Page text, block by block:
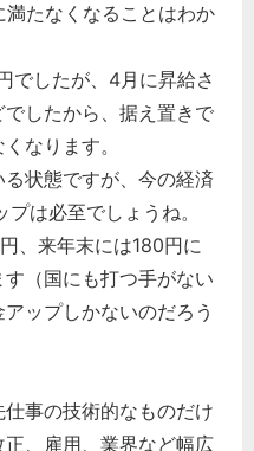
たなくなることはわか
でしたが、4月に昇給さ
したから、据え置きで
なります。
状態ですが、今の経済
は必至でしょうね。
、来年末には180円に
（国にも打つ手がない
ップしかないのだろう
事の技術的なものだけ
、雇用、業界など幅広